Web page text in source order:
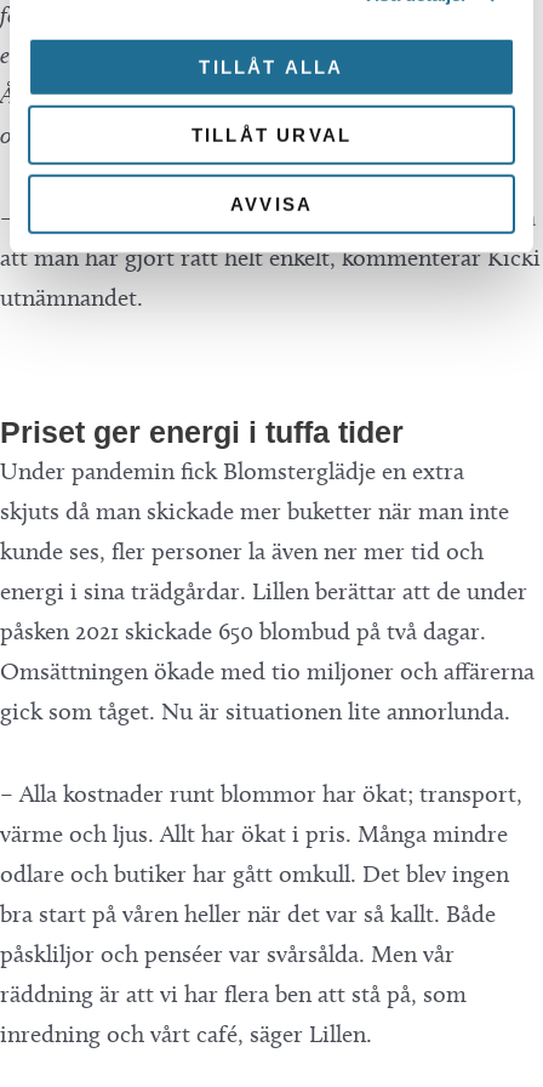
TILLÅT ALLA
TILLÅT URVAL
AVVISA
företagsamhet utöver det vanliga gör dessa
entreprenörer till fina ambassadörer för företagare.
Årets företagare i Motala är Kicki Bergström Lindell
och Michael Lindell, Blomsterglädje.”
– Att bli prisade är självklart jätteroligt. Ett kvitto på
att man har gjort rätt helt enkelt, kommenterar Kicki
utnämnandet.
Priset ger energi i tuffa tider
Under pandemin fick Blomsterglädje en extra
skjuts då man skickade mer buketter när man inte
kunde ses, fler personer la även ner mer tid och
energi i sina trädgårdar. Lillen berättar att de under
påsken 2021 skickade 650 blombud på två dagar.
Omsättningen ökade med tio miljoner och affärerna
gick som tåget. Nu är situationen lite annorlunda.
– Alla kostnader runt blommor har ökat; transport,
värme och ljus. Allt har ökat i pris. Många mindre
odlare och butiker har gått omkull. Det blev ingen
bra start på våren heller när det var så kallt. Både
påskliljor och penséer var svårsålda. Men vår
räddning är att vi har flera ben att stå på, som
inredning och vårt café, säger Lillen.